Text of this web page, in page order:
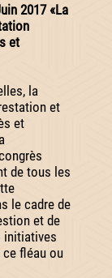
2017 «La
et
la
et
et
de tous les
le cadre de
et de
initiatives
fléau ou